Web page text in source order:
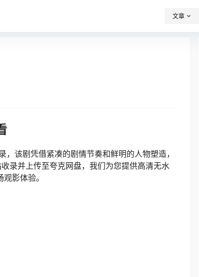
文章
，该剧凭借紧凑的剧情节奏和鲜明的人物塑造，
录并上传至夸克网盘，我们为您提供高清无水
影体验。